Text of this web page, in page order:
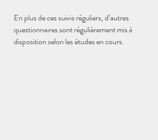
En plus de ces suivis réguliers, d’autres
questionnaires sont régulièrement mis à
disposition selon les études en cours.